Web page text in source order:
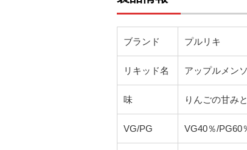
ブランド プルリキ
リキッド名 アップルメン
味 りんごの甘み
VG/PG VG40％/PG60